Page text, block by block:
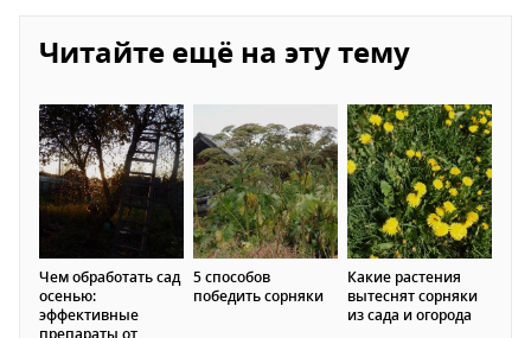
Читайте ещё на эту тему
Чем обработать сад
осенью:
эффективные
5 способов
победить сорняки
Какие растения
вытеснят сорняки
из сада и огорода